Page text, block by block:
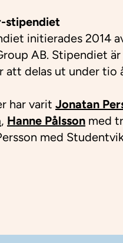
stipendiet
initierades 2014
AB. Stipendiet
att delas ut under tio
har varit Jonatan
, Hanne Pålsson med
med